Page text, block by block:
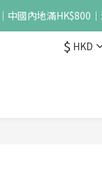
中國內地滿HK$800
$ HKD